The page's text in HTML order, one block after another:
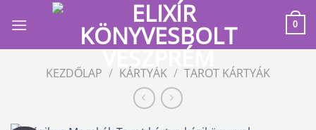
0
KEZDŐLAP / KÁRTYÁK / TAROT KÁRTYÁK